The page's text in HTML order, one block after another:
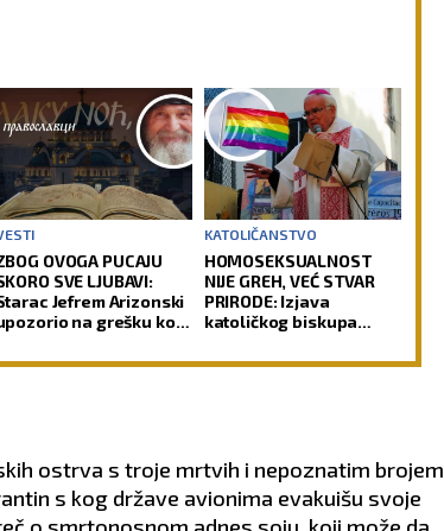
OVOGA PUCAJU
SVE LJUBAVI:
Jefrem Arizonski
na grešku koju
KATOLIČANSTVO
HOMOSEKSUALNOST
NIJE GREH, VEĆ STVAR
PRIRODE: Izjava
katoličkog biskupa
ostrva s troje mrtvih i nepoznatim brojem
s kog države avionima evakuišu svoje